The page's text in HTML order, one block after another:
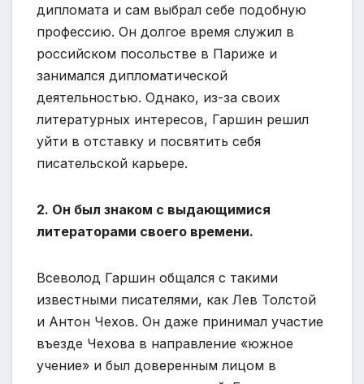
дипломата и сам выбрал себе подобную
профессию. Он долгое время служил в
российском посольстве в Париже и
занимался дипломатической
деятельностью. Однако, из-за своих
литературных интересов, Гаршин решил
уйти в отставку и посвятить себя
писательской карьере.
2. Он был знаком с выдающимися
литераторами своего времени.
Всеволод Гаршин общался с такими
известными писателями, как Лев Толстой
и Антон Чехов. Он даже принимал участие
въезде Чехова в направление «южное
учение» и был доверенным лицом в